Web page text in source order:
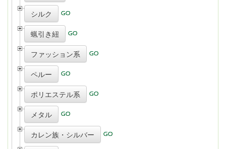
シルク
蝋引き紐
ファッション系
ペルー
ポリエステル系
メタル
カレン族・シルバー